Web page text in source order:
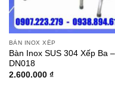
BÀN INOX XẾP
Bàn Inox SUS 304 Xếp Ba –
DN018
2.600.000 ₫